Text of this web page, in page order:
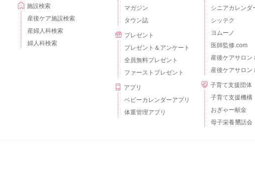
施設検索
産後ケア施設検索
産婦人科検索
婦人科検索
マガジン
タウン誌
プレゼント
プレゼント＆アンケート
全員無料プレゼント
ファーストプレゼント
アプリ
ベビーカレンダーアプリ
体重管理アプリ
シニアカレンダ
シッテク
ヨムーノ
医師監修.com
産後ケアサロン
産後ケアサロン
子育て支援団体
子育て支援機構
おぎゃー献金
母子栄養懇話会